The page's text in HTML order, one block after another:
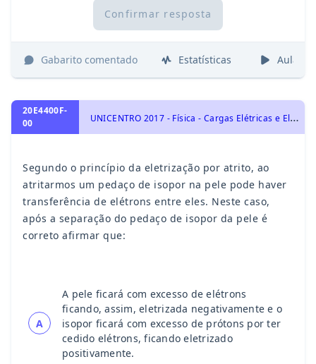
Confirmar resposta
Gabarito comentado Estatísticas Aulas
20E4400F-
00
U
NICENTRO 2017 - Física - Cargas Elétricas e Eletrização, Eletrostática e Lei de Coulomb. Força Elétrica., Eletricidade
Segundo o princípio da eletrização por atrito, ao
atritarmos um pedaço de isopor na pele pode haver
transferência de elétrons entre eles. Neste caso,
após a separação do pedaço de isopor da pele é
correto afirmar que:
A
A pele ficará com excesso de elétrons
ficando, assim, eletrizada negativamente e o
isopor ficará com excesso de prótons por ter
cedido elétrons, ficando eletrizado
positivamente.